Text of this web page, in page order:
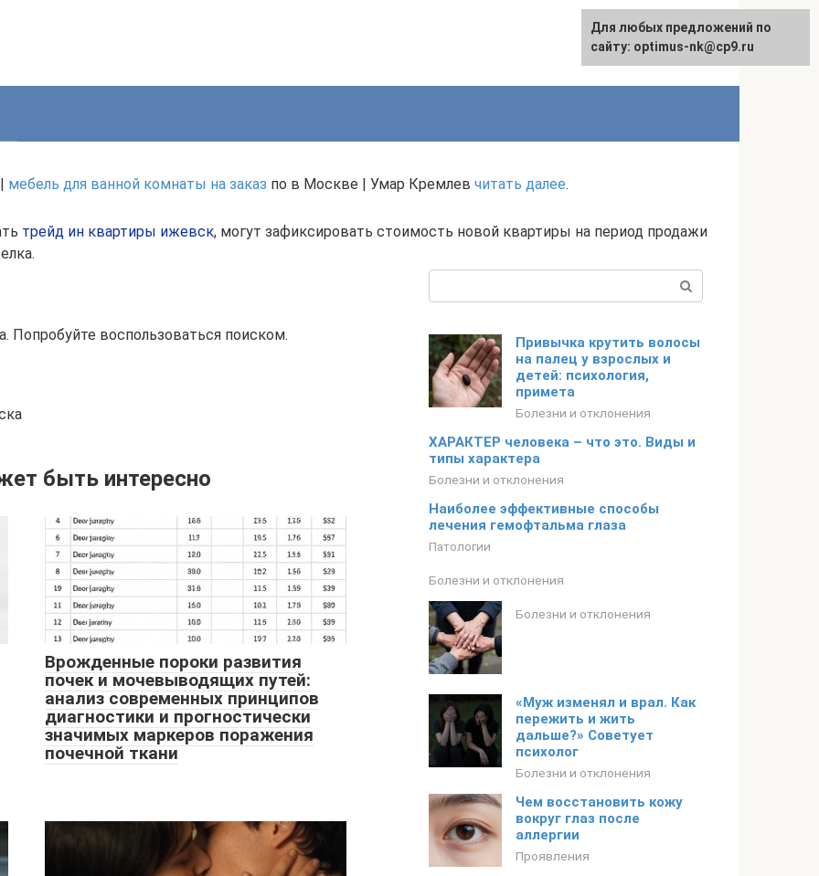
English
мебель для ванной комнаты на заказ по в Москве | Умар Кремлев читать далее.
трейд ин квартиры ижевск, могут зафиксировать стоимость новой квартиры на период продажи
Попробуйте воспользоваться поиском.
быть интересно
Врожденные пороки развития
почек и мочевыводящих путей:
анализ современных принципов
диагностики и прогностически
значимых маркеров поражения
почечной ткани
Привычка крутить волосы
на палец у взрослых и
детей: психология,
примета
Болезни и отклонения
ХАРАКТЕР человека – что это. Виды и
типы характера
Болезни и отклонения
Наиболее эффективные способы
лечения гемофтальма глаза
Патологии
Болезни и отклонения
Болезни и отклонения
«Муж изменял и врал. Как
пережить и жить
дальше?» Советует
психолог
Болезни и отклонения
Чем восстановить кожу
вокруг глаз после
аллергии
Проявления
Для любых предложений по
сайту: optimus-nk@cp9.ru